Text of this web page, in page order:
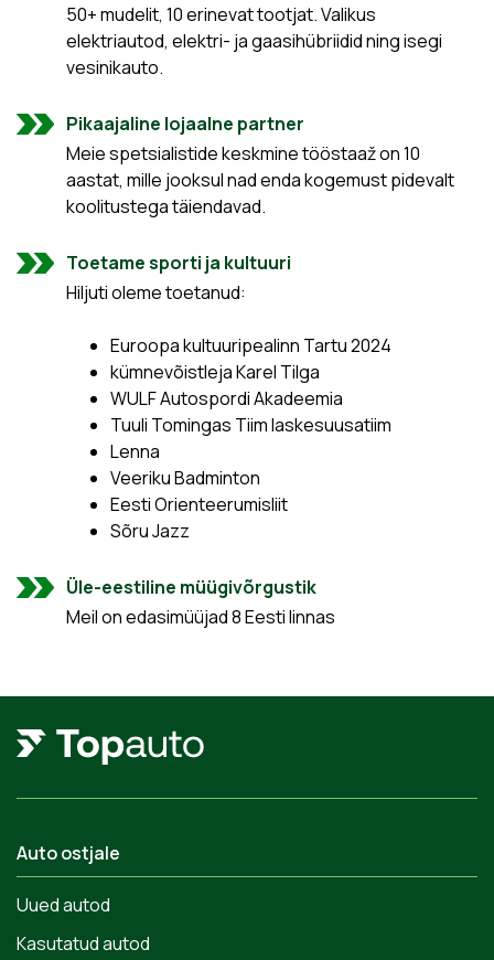
50+ mudelit, 10 erinevat tootjat. Valikus
elektriautod, elektri- ja gaasihübriidid ning isegi
vesinikauto.
Pikaajaline lojaalne partner
Meie spetsialistide keskmine tööstaaž on 10
aastat, mille jooksul nad enda kogemust pidevalt
koolitustega täiendavad.
Toetame sporti ja kultuuri
Hiljuti oleme toetanud:
Euroopa kultuuripealinn Tartu 2024
kümnevõistleja Karel Tilga
WULF Autospordi Akadeemia
Tuuli Tomingas Tiim laskesuusatiim
Lenna
Veeriku Badminton
Eesti Orienteerumisliit
Sõru Jazz
Üle-eestiline müügivõrgustik
Meil on edasimüüjad 8 Eesti linnas
Auto ostjale
Uued autod
Kasutatud autod